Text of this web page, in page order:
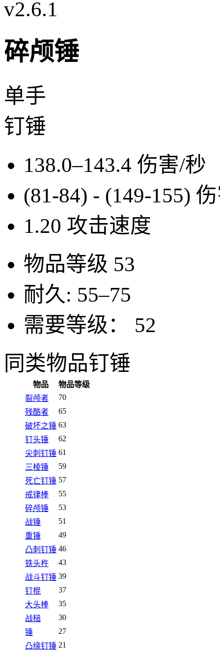
v2.6.1
碎颅锤
单手
钉锤
138.0–143.4 伤害/秒
(81-84) - (149-155)
1.20 攻击速度
物品等级 53
耐久: 55–75
需要等级：
52
同类物品钉锤
物品
物品等级
裂颅者
70
残酷者
65
破坏之锤 63
钉头锤
62
尖刺钉锤 61
三棱锤
59
死亡钉锤 57
戒律棒
55
碎颅锤
53
战锤
51
重锤
49
凸刺钉锤 46
铁头杵
43
战斗钉锤 39
钉棍
37
大头棒
35
战槌
30
锤
27
凸缘钉锤 21